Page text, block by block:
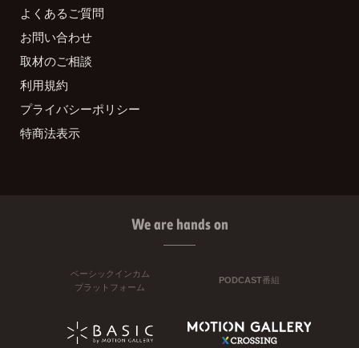
よくあるご質問
お問い合わせ
取材のご相談
利用規約
プライバシーポリシー
特商法表示
We are hands on
ベーシックインカム
プラットフォーム
PODCAST番組